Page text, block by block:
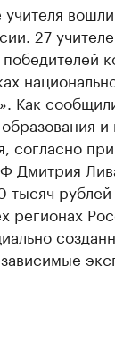
учителя
27
Как
и
согласно
Дмитрия
тысяч
регионах